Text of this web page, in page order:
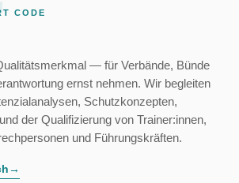
CODE
— für Verbände, Bünde
ernst nehmen. Wir begleiten
Schutzkonzepten,
der Qualifizierung von Trainer:innen,
und Führungskräften.
→